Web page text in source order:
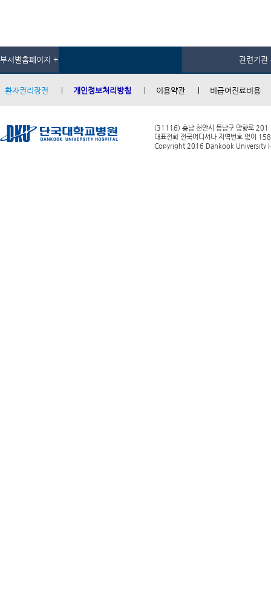
부서별홈페이지 + 관련기관
환자권리장전 개인정보처리방침 이용약관 비급여진료비용
(31116) 충남 천안시 동남구 망향로 201
대표전화 전국어디서나 지역번호 없이
Copyright 2016 Dankook University